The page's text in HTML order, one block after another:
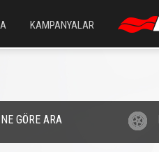
KAMPANYALAR
GÖRE ARA